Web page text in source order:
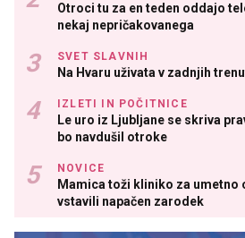
Otroci tu za en teden oddajo
nekaj nepričakovanega
SVET SLAVNIH
Na Hvaru uživata v zadnjih
IZLETI IN POČITNICE
Le uro iz Ljubljane se skriva
bo navdušil otroke
NOVICE
Mamica toži kliniko za umetno
vstavili napačen zarodek